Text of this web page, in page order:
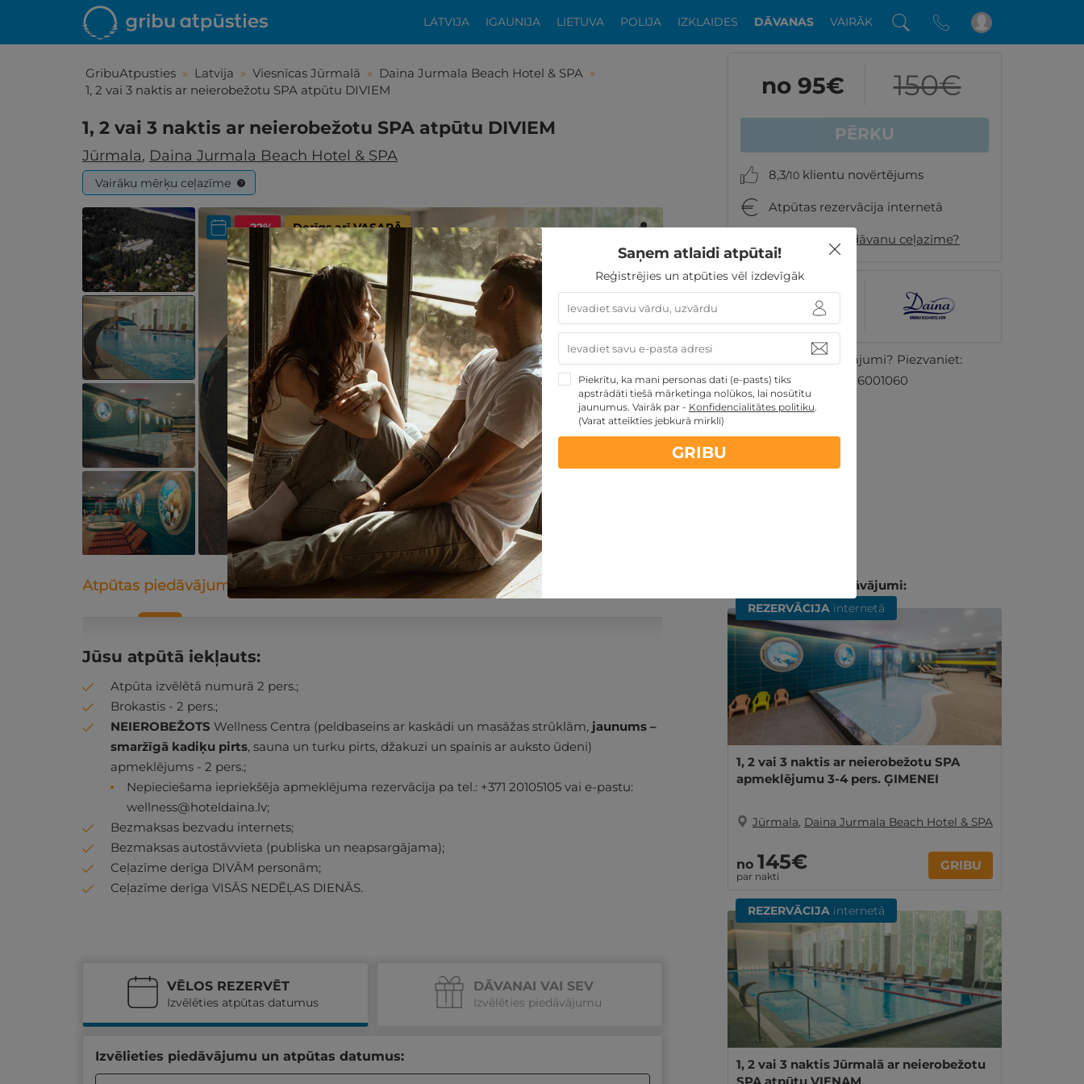
LATVIJA IGAUNIJA LIETUVA POLIJA IZKLAIDES DĀVANAS VAIRĀK
GribuAtpusties » Latvija » Viesnīcas Jūrmalā » Daina Jurmala Beach Hotel & SPA »
1, 2 vai 3 naktis ar neierobežotu SPA atpūtu DIVIEM
1, 2 vai 3 naktis ar neierobežotu SPA atpūtu DIVIEM
Jūrmala, Daina Jurmala Beach Hotel & SPA
Vairāku mērķu ceļazīme ?
- 22% Derīgs arī VASARĀ
Iepatikās šis piedāvājums?
Līdz brīnišķīgai atpūtai atlikuši tikai daži soļi
PĒRKU
no 95€ 150€
PĒRKU
8,3/10 klientu novērtējums
Atpūtas rezervācija internetā
Kā izskatīsies dāvanu ceļazīme?
8.3
162 GribuAtpusties.lv
klientu vērtējumi
Vai ir kādi jautājumi? Piezvaniet:
+371 26001060
Atpūtas piedāvājums Apraksts Kontakti Noteikumi
Jūsu atpūtā iekļauts:
Atpūta izvēlētā numurā 2 pers.;
Brokastis - 2 pers.;
NEIEROBEŽOTS Wellness Centra (peldbaseins ar kaskādi un masāžas strūklām, jaunums –
smaržīgā kadiķu pirts, sauna un turku pirts, džakuzi un spainis ar auksto ūdeni)
apmeklējums - 2 pers.;
Nepieciešama iepriekšēja apmeklējuma rezervācija pa tel.: +371 20105105 vai e-pastu:
wellness@hoteldaina.lv;
Bezmaksas bezvadu internets;
Bezmaksas autostāvvieta (publiska un neapsargājama);
Ceļazīme derīga DIVĀM personām;
Ceļazīme derīga VISĀS NEDĒĻAS DIENĀS.
VĒLOS REZERVĒT
Izvēlēties atpūtas datumus
DĀVANAI VAI SEV
Izvēlēties piedāvājumu
Izvēlieties piedāvājumu un atpūtas datumus:
Līdzīgi atpūtas piedāvājumi:
REZERVĀCIJA internetā
1, 2 vai 3 naktis ar neierobežotu SPA
apmeklējumu 3-4 pers. ĢIMENEI
Jūrmala, Daina Jurmala Beach Hotel & SPA
no 145€
par nakti
GRIBU
REZERVĀCIJA internetā
1, 2 vai 3 naktis Jūrmalā ar neierobežotu
Saņem atlaidi atpūtai!
Reģistrējies un atpūties vēl izdevīgāk
Piekrītu, ka mani personas dati (e-pasts) tiks
apstrādāti tiešā mārketinga nolūkos, lai nosūtītu
jaunumus. Vairāk par - Konfidencialitātes politiku.
(Varat atteikties jebkurā mirklī)
GRIBU